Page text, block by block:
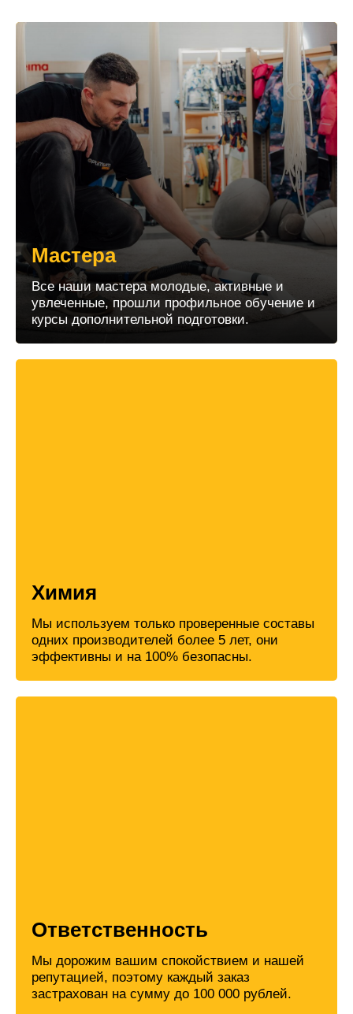
Мастера
Все наши мастера молодые, активные и
увлеченные, прошли профильное обучение и
курсы дополнительной подготовки.
Химия
Мы используем только проверенные составы
одних производителей более 5 лет, они
эффективны и на 100% безопасны.
Ответственность
Мы дорожим вашим спокойствием и нашей
репутацией, поэтому каждый заказ
застрахован на сумму до 100 000 рублей.